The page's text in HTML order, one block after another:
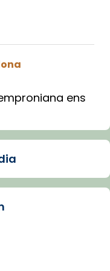
ens
Tortosa, ha